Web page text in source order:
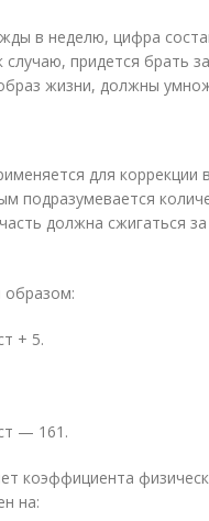
в неделю, цифра
придется брать
жизни, должны
для коррекции
подразумевается
должна сжигаться за
+ 5.
— 161.
коэффициента
на: